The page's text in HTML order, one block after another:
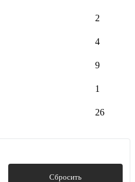
2
4
9
1
26
Сбросить